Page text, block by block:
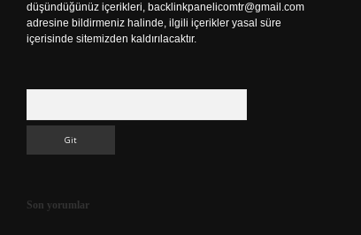
düşündüğünüz içerikleri, backlinkpanelicomtr@gmail.com
adresine bildirmeniz halinde, ilgili içerikler yasal süre
içerisinde sitemizden kaldırılacaktır.
Son yorumlar